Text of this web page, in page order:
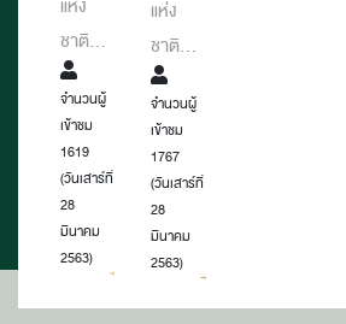
เข้าใจ
เรื่อง
"การ
ทำลาย
เอกสาร
และส่ง
มอบ
เอกสาร
กรณียกิจ
และ
ภาพ
เหตุการณ์
ถวาย
ความ
อาลัย
ต่อการ
แห่ง
ชาติ
จังหวัด
สุพรรณบุรี
ขอเชิญ
ชวน
หน่วย
งาน
จำนวนผู้
เข้าชม
1619
(วันเสาร์ที่
28
มีนาคม
2563)
"สุพรรณบุรี
รำลึก"
แห่ง
ชาติ
จังหวัด
สุพรรณบุรี
ขอเชิญ
ชวนส่ง
ภาพถ่าย
เข้าร่วม
จำนวนผู้
เข้าชม
1767
(วันเสาร์ที่
28
มีนาคม
2563)